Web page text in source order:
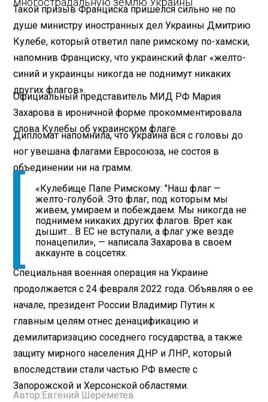
Такой призыв Франциска пришелся сильно не по
душе министру иностранных дел Украины Дмитрию
Кулебе, который ответил папе римскому по-хамски,
напомнив Франциску, что украинский флаг «желто-
синий и украинцы никогда не поднимут никаких
других флагов».
Официальный представитель МИД РФ Мария
Захарова в ироничной форме прокомментировала
слова Кулебы об украинском флаге.
Дипломат напомнила, что Украина вся с головы до
ног увешана флагами Евросоюза, не состоя в
объединении ни на грамм.
«Кулебище Папе Римскому: "Наш флаг —
желто-голубой. Это флаг, под которым мы
живем, умираем и побеждаем. Мы никогда не
поднимем никаких других флагов. Врет как
дышит... В ЕС не вступали, а флаг уже везде
понацепили», — написала Захарова в своем
аккаунте в соцсетях.
Специальная военная операция на Украине
продолжается с 24 февраля 2022 года. Объявляя о ее
начале, президент России Владимир Путин к
главным целям отнес денацификацию и
демилитаризацию соседнего государства, а также
защиту мирного населения ДНР и ЛНР, который
впоследствии стали частью РФ вместе с
Запорожской и Херсонской областями.
Автор: Евгений Шереметев